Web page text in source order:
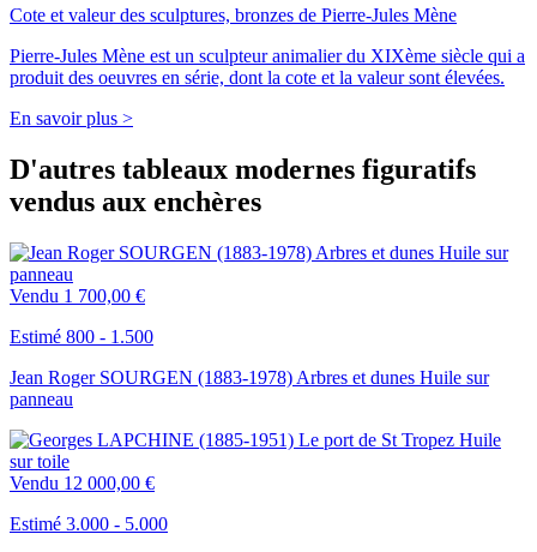
Cote et valeur des sculptures, bronzes de Pierre-Jules Mène
Pierre-Jules Mène est un sculpteur animalier du XIXème siècle qui a
produit des oeuvres en série, dont la cote et la valeur sont élevées.
En savoir plus >
D'autres tableaux modernes figuratifs
vendus aux enchères
Vendu 1 700,00 €
Estimé 800 - 1.500
Jean Roger SOURGEN (1883-1978) Arbres et dunes Huile sur
panneau
Vendu 12 000,00 €
Estimé 3.000 - 5.000